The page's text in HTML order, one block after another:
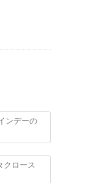
ンデーの
クロース